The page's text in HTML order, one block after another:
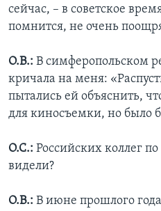
сейчас, – в советское
помнится, не очень
О.В.: В симферопольском
кричала на меня:
пытались ей объяснить,
для киносъемки, но было
О.С.: Российских коллег
видели?
О.В.: В июне прошлого